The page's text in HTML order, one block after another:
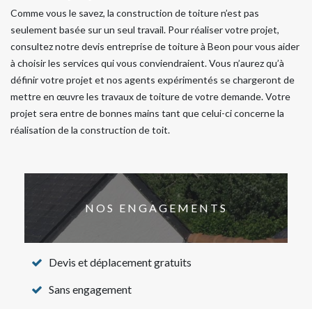
Comme vous le savez, la construction de toiture n’est pas
seulement basée sur un seul travail. Pour réaliser votre projet,
consultez notre devis entreprise de toiture à Beon pour vous aider
à choisir les services qui vous conviendraient. Vous n’aurez qu’à
définir votre projet et nos agents expérimentés se chargeront de
mettre en œuvre les travaux de toiture de votre demande. Votre
projet sera entre de bonnes mains tant que celui-ci concerne la
réalisation de la construction de toit.
NOS ENGAGEMENTS
Devis et déplacement gratuits
Sans engagement